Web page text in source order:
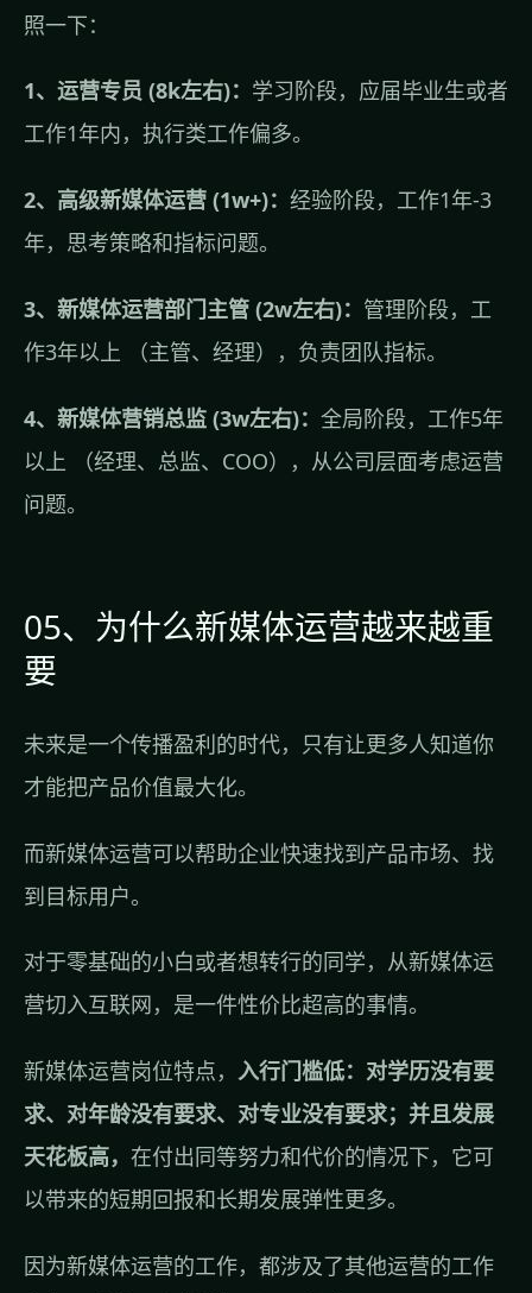
照一下：
1、运营专员 (8k左右)： 学习阶段，应届毕业生或者
工作1年内，执行类工作偏多。
2、高级新媒体运营 (1w+)： 经验阶段，工作1年-3
年，思考策略和指标问题。
3、新媒体运营部门主管 (2w左右)： 管理阶段，工
作3年以上 （主管、经理），负责团队指标。
4、新媒体营销总监 (3w左右)： 全局阶段，工作5年
以上 （经理、总监、COO），从公司层面考虑运营
问题。
05、为什么新媒体运营越来越重
要
未来是一个传播盈利的时代，只有让更多人知道你
才能把产品价值最大化。
而新媒体运营可以帮助企业快速找到产品市场、找
到目标用户。
对于零基础的小白或者想转行的同学，从新媒体运
营切入互联网，是一件性价比超高的事情。
新媒体运营岗位特点， 入行门槛低：对学历没有要
求、对年龄没有要求、对专业没有要求；并且发展
天花板高， 在付出同等努力和代价的情况下，它可
以带来的短期回报和长期发展弹性更多。
因为新媒体运营的工作，都涉及了其他运营的工作